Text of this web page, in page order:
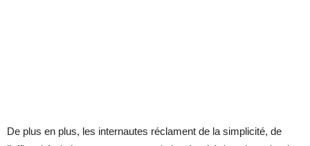
De plus en plus, les internautes réclament de la simplicité, de